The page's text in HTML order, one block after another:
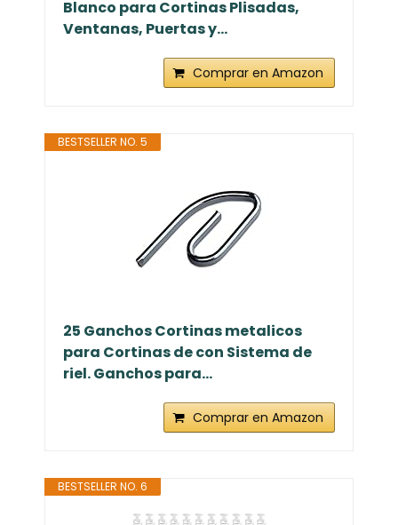
Blanco para Cortinas Plisadas,
Ventanas, Puertas y...
Comprar en Amazon
BESTSELLER NO. 5
25 Ganchos Cortinas metalicos
para Cortinas de con Sistema de
riel. Ganchos para...
Comprar en Amazon
BESTSELLER NO. 6